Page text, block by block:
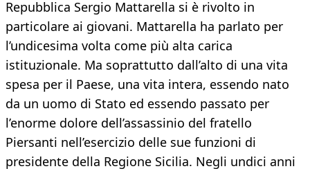
Repubblica Sergio Mattarella si è rivolto in
particolare ai giovani. Mattarella ha parlato per
l’undicesima volta come più alta carica
istituzionale. Ma soprattutto dall’alto di una vita
spesa per il Paese, una vita intera, essendo nato
da un uomo di Stato ed essendo passato per
l’enorme dolore dell’assassinio del fratello
Piersanti nell’esercizio delle sue funzioni di
presidente della Regione Sicilia. Negli undici anni